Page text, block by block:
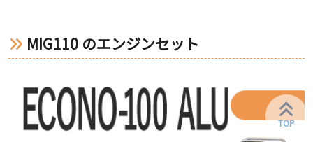
MIG110 のエンジンセット